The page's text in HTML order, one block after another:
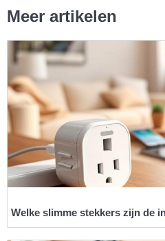
Meer artikelen
Welke slimme stekkers zijn de